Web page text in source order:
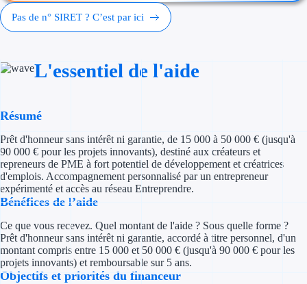
Aides sans
Subventions
Réduction des
Pas de n° SIRET ? C’est par ici
L'essentiel de l'aide
Résumé
Prêt d'honneur sans intérêt ni garantie, de 15 000 à 50 000 € (jusqu'à
90 000 € pour les projets innovants), destiné aux créateurs et
repreneurs de PME à fort potentiel de développement et créatrices
d'emplois. Accompagnement personnalisé par un entrepreneur
expérimenté et accès au réseau Entreprendre.
Bénéfices de l’aide
Ce que vous recevez. Quel montant de l'aide ? Sous quelle forme ?
Prêt d'honneur sans intérêt ni garantie, accordé à titre personnel, d'un
montant compris entre 15 000 et 50 000 € (jusqu'à 90 000 € pour les
projets innovants) et remboursable sur 5 ans.
Objectifs et priorités du financeur